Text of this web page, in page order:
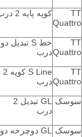
TT
Quattro
کوپه پایه 2 درب
TT
Quattro
خط S تبدیل دو
درب
TT
Quattro
S Line کوپه 2
درب
سوسک
GL تبدیل 2
درب
سوسک
GL دوچرخه دو